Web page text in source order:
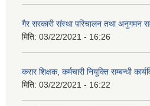
गैर सरकारी संस्था परिचालन तथा अनुगमन
मिति: 03/22/2021 - 16:26
करार शिक्षक, कर्मचारी नियूक्ति सम्बन्धी
मिति: 03/22/2021 - 16:22